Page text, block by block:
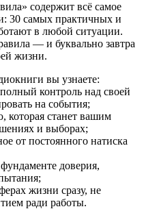
содержит всё самое
30 самых практичных и
в любой ситуации.
— и буквально завтра
жизни.
вы узнаете:
контроль над своей
на события;
которая станет вашим
и выборах;
от постоянного натиска
доверия,
жизни сразу, не
ради работы.